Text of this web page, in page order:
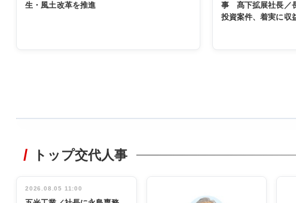
生・風土改革を推進
事 髙下拡展社長／
投資案件、着実に収
非鉄業界で
管理職編
インタビュ
INTERVIEW
トップ交代人事
2026.08.05 11:00